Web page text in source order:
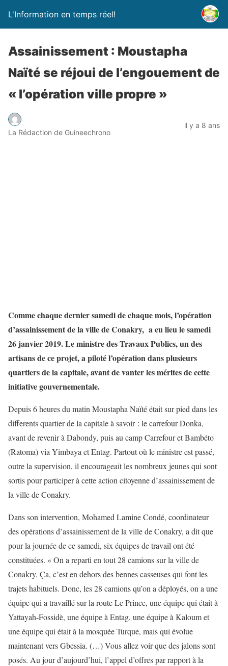
L'Information en temps réel!
Assainissement : Moustapha
Naïté se réjoui de l’engouement de
« l’opération ville propre »
La Rédaction de Guineechrono
il y a 8 ans
Comme chaque dernier samedi de chaque mois, l’opération
d’assainissement de la ville de Conakry, a eu lieu le samedi
26 janvier 2019. Le ministre des Travaux Publics, un des
artisans de ce projet, a piloté l’opération dans plusieurs
quartiers de la capitale, avant de vanter les mérites de cette
initiative gouvernementale.
Depuis 6 heures du matin Moustapha Naïté était sur pied dans les
differents quartier de la capitale à savoir : le carrefour Donka,
avant de revenir à Dabondy, puis au camp Carrefour et Bambéto
(Ratoma) via Yimbaya et Entag. Partout où le ministre est passé,
outre la supervision, il encourageait les nombreux jeunes qui sont
sortis pour participer à cette action citoyenne d’assainissement de
la ville de Conakry.
Dans son intervention, Mohamed Lamine Condé, coordinateur
des opérations d’assainissement de la ville de Conakry, a dit que
pour la journée de ce samedi, six équipes de travail ont été
constituées. « On a reparti en tout 28 camions sur la ville de
Conakry. Ça, c’est en dehors des bennes casseuses qui font les
trajets habituels. Donc, les 28 camions qu’on a déployés, on a une
équipe qui a travaillé sur la route Le Prince, une équipe qui était à
Yattayah-Fossidè, une équipe à Entag, une équipe à Kaloum et
une équipe qui était à la mosquée Turque, mais qui évolue
maintenant vers Gbessia. (…) Vous allez voir que des jalons sont
posés. Au jour d’aujourd’hui, l’appel d’offres par rapport à la